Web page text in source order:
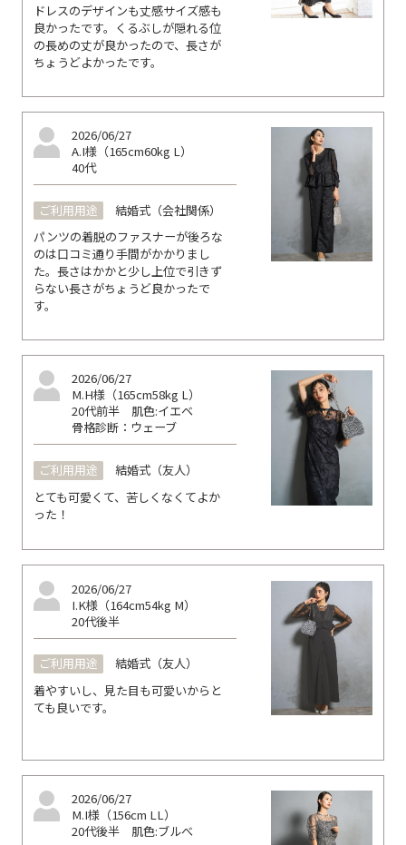
ドレスのデザインも丈感サイズ感も
良かったです。くるぶしが隠れる位
の長めの丈が良かったので、長さが
ちょうどよかったです。
2026/06/27
A.I様（165cm60kg L）
40代
ご利用用途
結婚式（会社関係）
パンツの着脱のファスナーが後ろな
のは口コミ通り手間がかかりまし
た。長さはかかと少し上位で引きず
らない長さがちょうど良かったで
す。
2026/06/27
M.H様（165cm58kg L）
20代前半 肌色:イエベ
骨格診断：ウェーブ
ご利用用途
結婚式（友人）
とても可愛くて、苦しくなくてよか
った！
2026/06/27
I.K様（164cm54kg M）
20代後半
ご利用用途
結婚式（友人）
着やすいし、見た目も可愛いからと
ても良いです。
2026/06/27
M.I様（156cm LL）
20代後半 肌色:ブルべ